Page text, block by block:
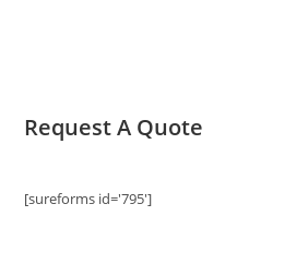
Request A Quote
[sureforms id='795']